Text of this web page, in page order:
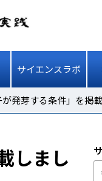
サイエンスラボ
発芽する条件」を掲載
しまし